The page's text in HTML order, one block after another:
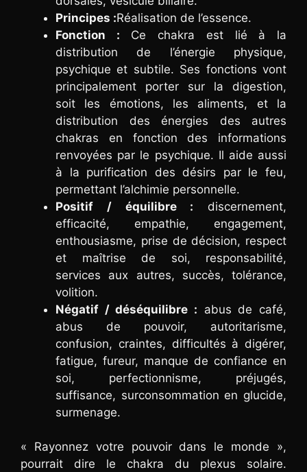
Principes :Réalisation de l’essence.
Fonction : Ce chakra est lié à la
distribution de l’énergie physique,
psychique et subtile. Ses fonctions vont
principalement porter sur la digestion,
soit les émotions, les aliments, et la
distribution des énergies des autres
chakras en fonction des informations
renvoyées par le psychique. Il aide aussi
à la purification des désirs par le feu,
permettant l’alchimie personnelle.
Positif / équilibre : discernement,
efficacité, empathie, engagement,
enthousiasme, prise de décision, respect
et maîtrise de soi, responsabilité,
services aux autres, succès, tolérance,
volition.
Négatif / déséquilibre : abus de café,
abus de pouvoir, autoritarisme,
confusion, craintes, difficultés à digérer,
fatigue, fureur, manque de confiance en
soi, perfectionnisme, préjugés,
suffisance, surconsommation en glucide,
surmenage.
« Rayonnez votre pouvoir dans le monde »,
pourrait dire le chakra du plexus solaire.